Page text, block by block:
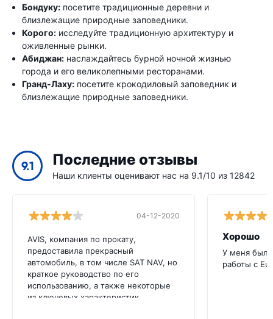
Бондуку: посетите традиционные деревни и
близлежащие природные заповедники.
Корого: исследуйте традиционную архитектуру и
оживленные рынки.
Абиджан: наслаждайтесь бурной ночной жизнью
города и его великолепными ресторанами.
Гранд-Лаху: посетите крокодиловый заповедник и
близлежащие природные заповедники.
9.1 Последние отзывы
Наши клиенты оценивают нас на 9.1/10 из 12842
04-12-2020
AVIS, компания по прокату,
предоставила прекрасный
автомобиль, в том числе SAT NAV, но
краткое руководство по его
использованию, а также некоторые
из ключевых характеристик
Хорошо
У меня был
работы с